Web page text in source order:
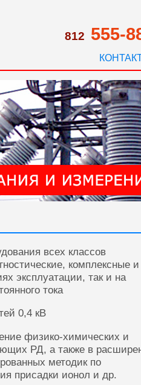
812 555-
всех классов
комплексные и
эксплуатации, так и на
тока
0,4 кВ
физико-химических и
РД, а также в
методик по
присадки ионол и др.